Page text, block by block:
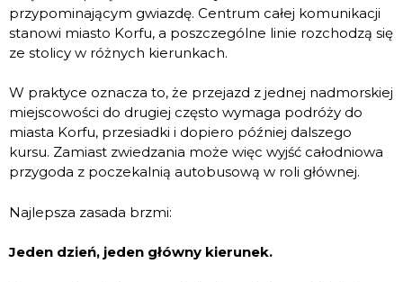
przypominającym gwiazdę. Centrum całej komunikacji
stanowi miasto Korfu, a poszczególne linie rozchodzą się
ze stolicy w różnych kierunkach.
W praktyce oznacza to, że przejazd z jednej nadmorskiej
miejscowości do drugiej często wymaga podróży do
miasta Korfu, przesiadki i dopiero później dalszego
kursu. Zamiast zwiedzania może więc wyjść całodniowa
przygoda z poczekalnią autobusową w roli głównej.
Najlepsza zasada brzmi:
Jeden dzień, jeden główny kierunek.